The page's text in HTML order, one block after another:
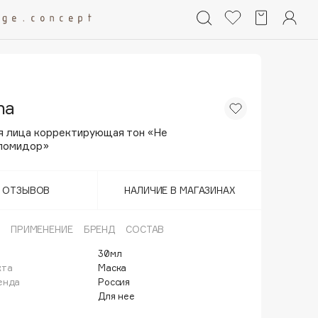
лица корректирующая тон «Не
ОТЗЫВОВ НАЛИЧИЕ В МАГАЗИНАХ
ПРИМЕНЕНИЕ БРЕНД СОСТАВ
30мл
Маска
Россия
Для нее